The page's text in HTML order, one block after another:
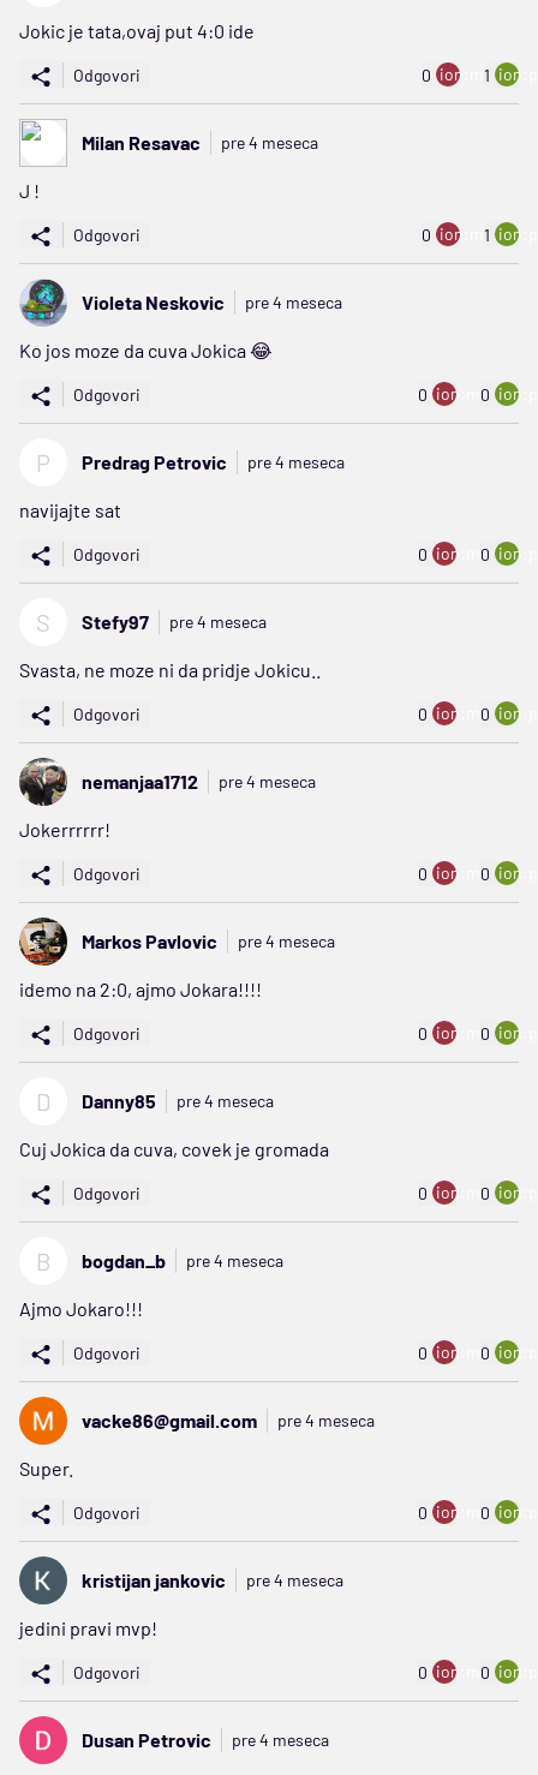
Jokic je tata,ovaj put 4:0 ide
Odgovori 0 ion:minus
1
Milan Resavac pre 4 meseca
J !
Odgovori 0 ion:minus
1
Violeta Neskovic pre 4 meseca
Ko jos moze da cuva Jokica 😂
Odgovori 0 ion:minus
0
P Predrag Petrovic pre 4 meseca
navijajte sat
Odgovori 0 ion:minus
0
S Stefy97 pre 4 meseca
Svasta, ne moze ni da pridje Jokicu..
Odgovori 0 ion:minus
0
nemanjaa1712 pre 4 meseca
Jokerrrrrr!
Odgovori 0 ion:minus
0
Markos Pavlovic pre 4 meseca
idemo na 2:0, ajmo Jokara!!!!
Odgovori 0 ion:minus
0
D Danny85 pre 4 meseca
Cuj Jokica da cuva, covek je gromada
Odgovori 0 ion:minus
0
B bogdan_b pre 4 meseca
Ajmo Jokaro!!!
Odgovori 0 ion:minus
0
vacke86@gmail.com pre 4 meseca
Super.
Odgovori 0 ion:minus
0
kristijan jankovic pre 4 meseca
jedini pravi mvp!
Odgovori 0 ion:minus
0
Dusan Petrovic pre 4 meseca